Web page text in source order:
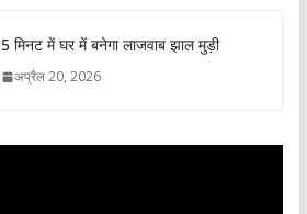
5 मिनट में घर में बनेगा लाजवाब झाल मुड़ी
अप्रैल 20, 2026